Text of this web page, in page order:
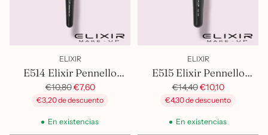
ELIXIR
E514 Elixir Pennello
Sfumature Illuminante
Precio
habitual
€10,80€7,60
€3,20 de descuento
En existencias
ELIXIR
E515 Elixir Pennello
Manico Corto Polveri
Precio
habitual
€14,40€10,10
€4,30 de descuento
En existencias